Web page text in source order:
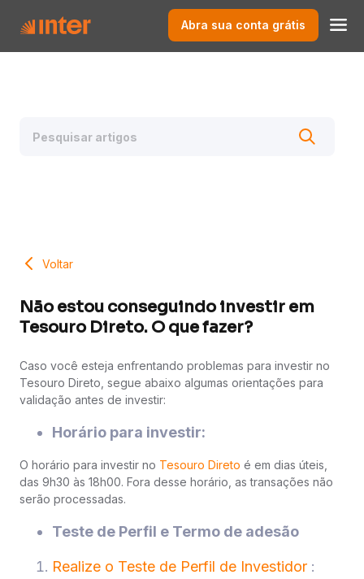
Abra sua conta grátis
Voltar
Não estou conseguindo investir em
Tesouro Direto. O que fazer?
Caso você esteja enfrentando problemas para investir no
Tesouro Direto, segue abaixo algumas orientações para
validação antes de investir:
Horário para investir:
O horário para investir no Tesouro Direto é em dias úteis,
das 9h30 às 18h00. Fora desse horário, as transações não
serão processadas.
Teste de Perfil e Termo de adesão
Realize o Teste de Perfil de Investidor :